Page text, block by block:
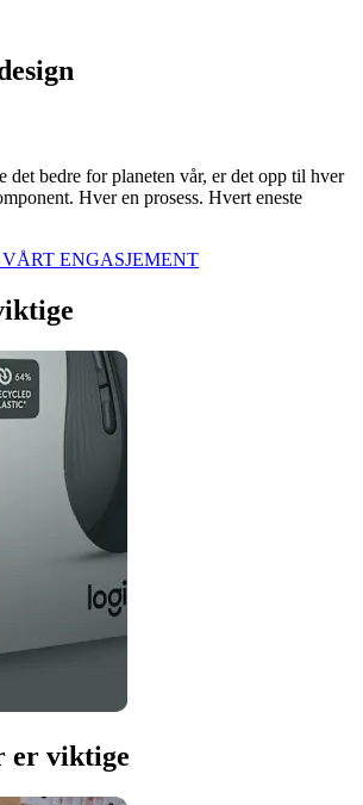
det bedre for planeten vår, er det opp til hver
Hver en prosess. Hvert eneste
ENGASJEMENT
er viktige